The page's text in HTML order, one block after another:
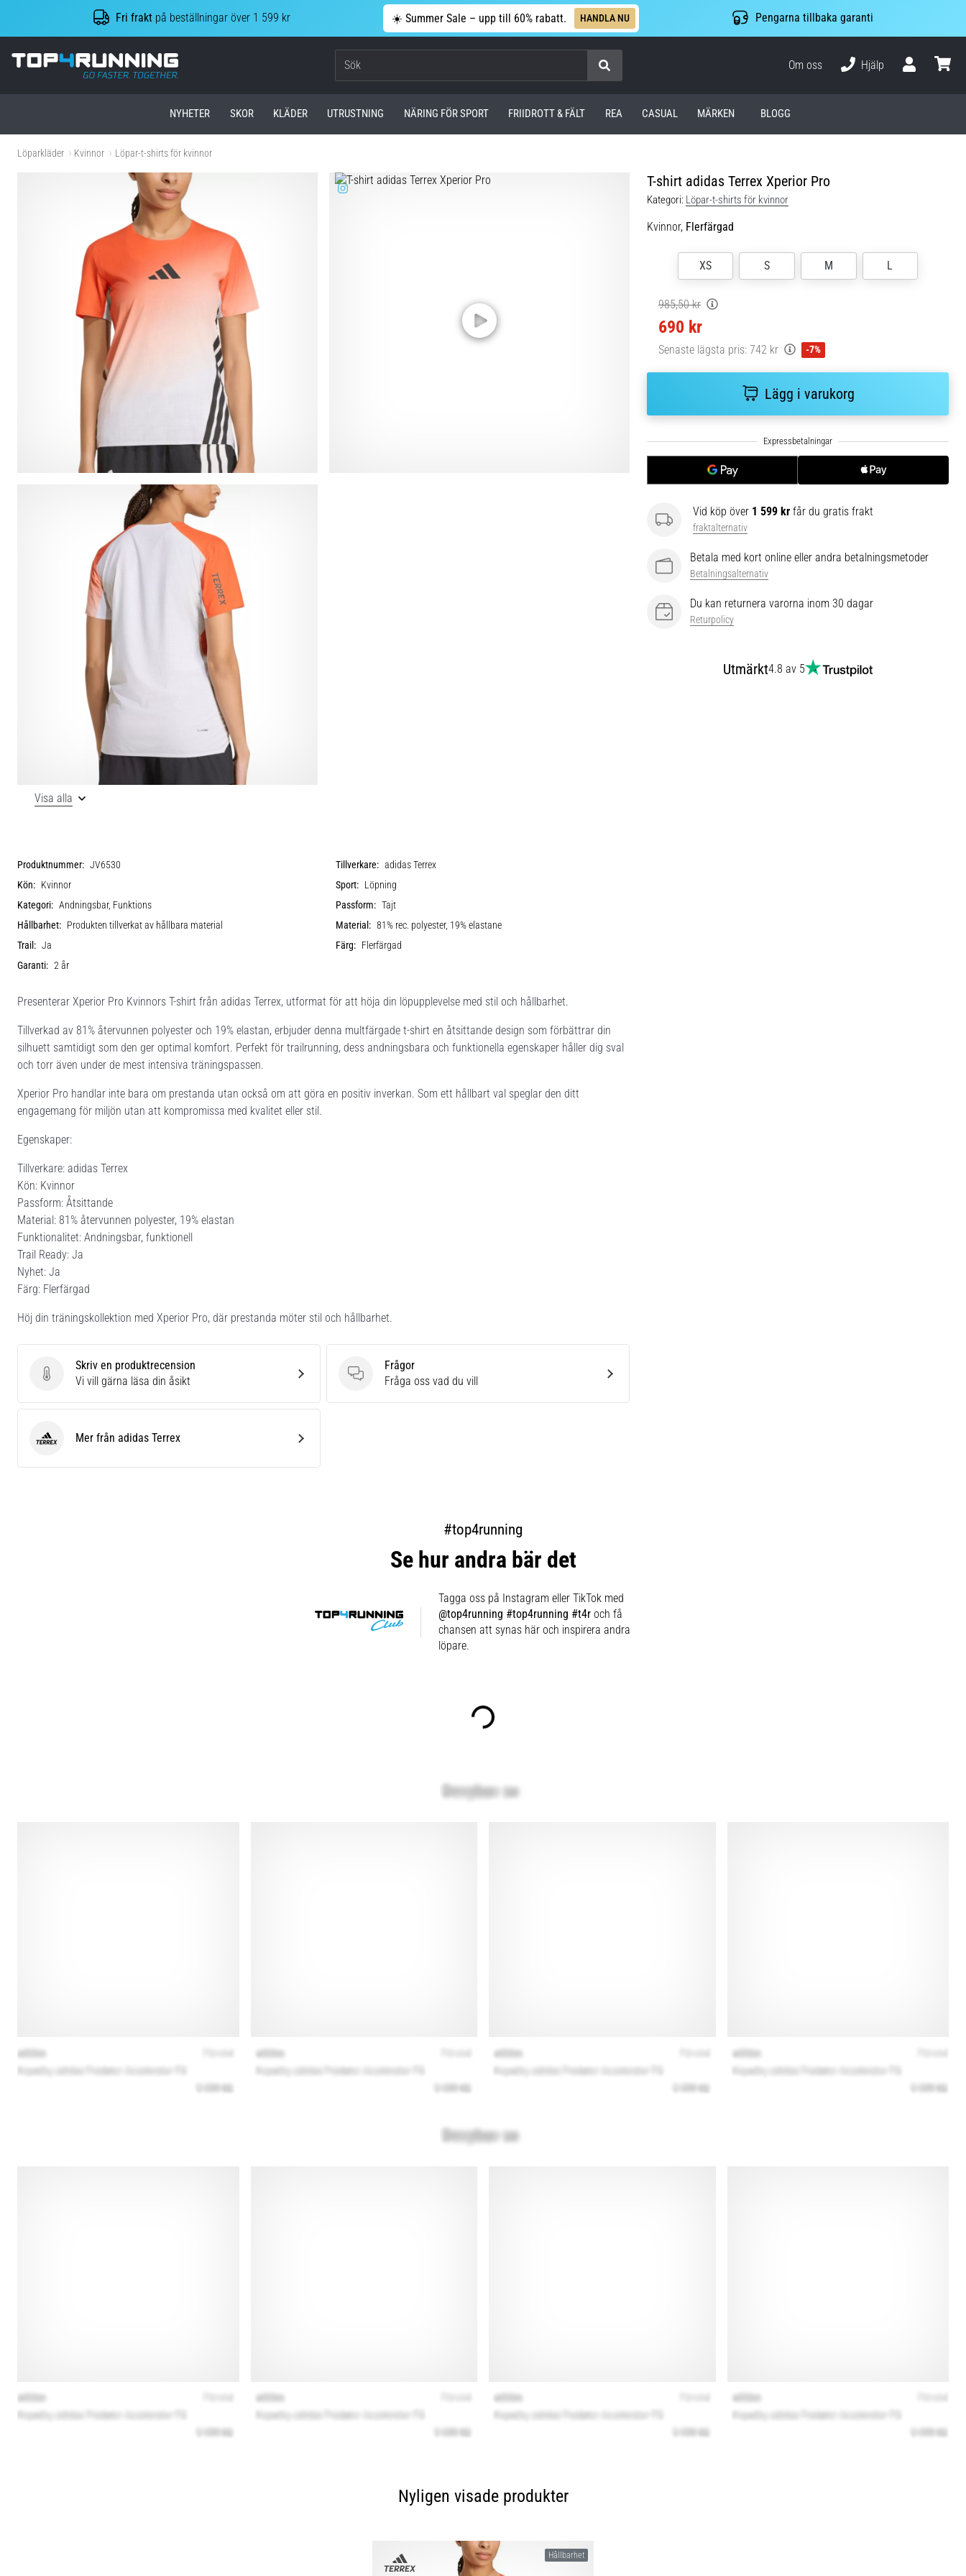
Fri frakt på beställningar över 1 599 kr ☀️ Summer Sale – upp till 60% rabatt. HANDLA NU Pengarna tillbaka garanti
Top4Running.se
Om oss
Hjälp
NYHETER SKOR KLÄDER UTRUSTNING NÄRING FÖR SPORT FRIIDROTT & FÄLT REA CASUAL MÄRKEN BLOGG
Löparkläder Kvinnor Löpar-t-shirts för kvinnor
T-shirt adidas Terrex Xperior Pro
Kategori: Löpar-t-shirts för kvinnor
Kvinnor, Flerfärgad
XS S M L
985,50 kr
690 kr
Senaste lägsta pris: 742 kr -7%
Lägg i varukorg
Vid köp över 1 599 kr får du gratis frakt
fraktalternativ
Betala med kort online eller andra betalningsmetoder
Betalningsalternativ
Du kan returnera varorna inom 30 dagar
Returpolicy
Utmärkt4.8 av 5
Visa alla
Produktnummer: JV6530 Tillverkare: adidas Terrex
Kön: Kvinnor Sport: Löpning
Kategori: Andningsbar, Funktions Passform: Tajt
Hållbarhet: Produkten tillverkat av hållbara material Material: 81% rec. polyester, 19% elastane
Trail: Ja Färg: Flerfärgad
Garanti: 2 år
Presenterar Xperior Pro Kvinnors T-shirt från adidas Terrex, utformat för att höja din löpupplevelse med stil och hållbarhet.
Tillverkad av 81% återvunnen polyester och 19% elastan, erbjuder denna multfärgade t-shirt en åtsittande design som förbättrar din
silhuett samtidigt som den ger optimal komfort. Perfekt för trailrunning, dess andningsbara och funktionella egenskaper håller dig sval
och torr även under de mest intensiva träningspassen.
Xperior Pro handlar inte bara om prestanda utan också om att göra en positiv inverkan. Som ett hållbart val speglar den ditt
engagemang för miljön utan att kompromissa med kvalitet eller stil.
Egenskaper:
Tillverkare: adidas Terrex
Kön: Kvinnor
Passform: Åtsittande
Material: 81% återvunnen polyester, 19% elastan
Funktionalitet: Andningsbar, funktionell
Trail Ready: Ja
Nyhet: Ja
Färg: Flerfärgad
Höj din träningskollektion med Xperior Pro, där prestanda möter stil och hållbarhet.
Skriv en produktrecension
Skriv en produktrecension
Vi vill gärna läsa din åsikt
Frågor
Frågor
Fråga oss vad du vill
adidas TerrexMer från adidas Terrex
#top4running
Se hur andra bär det
Tagga oss på Instagram eller TikTok med
@top4running #top4running #t4r och få
chansen att synas här och inspirera andra
löpare.
Nyligen visade produkter
Hållbarhet